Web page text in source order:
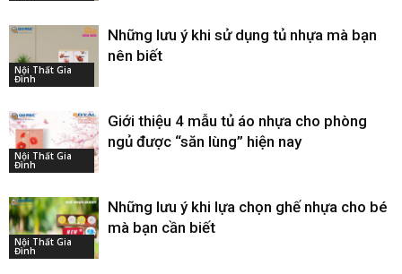
Nội Thất Gia
Đình
Những lưu ý khi sử dụng tủ nhựa mà bạn
nên biết
Nội Thất Gia
Đình
Giới thiệu 4 mẫu tủ áo nhựa cho phòng
ngủ được “săn lùng” hiện nay
Nội Thất Gia
Đình
Những lưu ý khi lựa chọn ghế nhựa cho bé
mà bạn cần biết